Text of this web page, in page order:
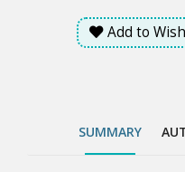
পাই, তার নাম শামা।’
মোচড় দিয়ে উঠল
Add to
SUMMARY